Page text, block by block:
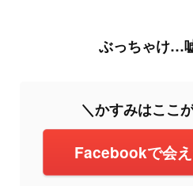
ぶっちゃけ…
＼かすみはここ
Facebookで会